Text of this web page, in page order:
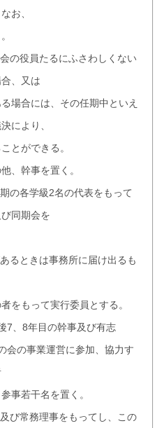
お、
の役員たるにふさわしくない
、又は
場合には、その任期中といえ
により、
とができる。
、幹事を置く。
の各学級2名の代表をもって
同期会を
るときは事務所に届け出るも
をもって実行委員とする。
7、8年目の幹事及び有志
会の事業運営に参加、協力す
事若干名を置く。
び常務理事をもってし、この